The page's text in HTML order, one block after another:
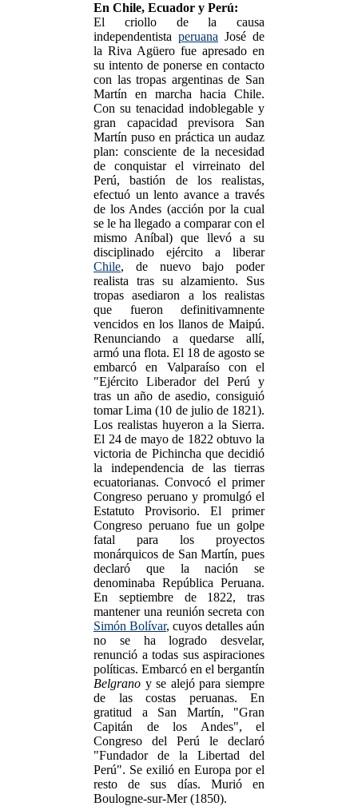
En Chile, Ecuador y Perú:
El criollo de la causa
independentista peruana José de
la Riva Agüero fue apresado en
su intento de ponerse en contacto
con las tropas argentinas de San
Martín en marcha hacia Chile.
Con su tenacidad indoblegable y
gran capacidad previsora San
Martín puso en práctica un audaz
plan: consciente de la necesidad
de conquistar el virreinato del
Perú, bastión de los realistas,
efectuó un lento avance a través
de los Andes (acción por la cual
se le ha llegado a comparar con el
mismo Aníbal) que llevó a su
disciplinado ejército a liberar
Chile, de nuevo bajo poder
realista tras su alzamiento. Sus
tropas asediaron a los realistas
que fueron definitivamnente
vencidos en los llanos de Maipú.
Renunciando a quedarse allí,
armó una flota. El 18 de agosto se
embarcó en Valparaíso con el
"Ejército Liberador del Perú y
tras un año de asedio, consiguió
tomar Lima (10 de julio de 1821).
Los realistas huyeron a la Sierra.
El 24 de mayo de 1822 obtuvo la
victoria de Pichincha que decidió
la independencia de las tierras
ecuatorianas. Convocó el primer
Congreso peruano y promulgó el
Estatuto Provisorio. El primer
Congreso peruano fue un golpe
fatal para los proyectos
monárquicos de San Martín, pues
declaró que la nación se
denominaba República Peruana.
En septiembre de 1822, tras
mantener una reunión secreta con
Simón Bolívar, cuyos detalles aún
no se ha logrado desvelar,
renunció a todas sus aspiraciones
políticas. Embarcó en el bergantín
Belgrano y se alejó para siempre
de las costas peruanas. En
gratitud a San Martín, "Gran
Capitán de los Andes", el
Congreso del Perú le declaró
"Fundador de la Libertad del
Perú". Se exilió en Europa por el
resto de sus días. Murió en
Boulogne-sur-Mer (1850).